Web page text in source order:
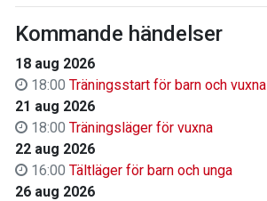
Kommande händelser
18 aug 2026
18:00 Träningsstart för barn och vuxna
21 aug 2026
18:00 Träningsläger för vuxna
22 aug 2026
16:00 Tältläger för barn och unga
26 aug 2026